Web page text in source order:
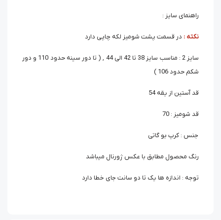
راهنمای سایز :
نکته : در قسمت پشت شومیز لکه چاپی دارد
سایز 2 : مناسب سایز 38 تا 42 الی 44 , ( تا دور سینه حدود 110 و دور
شکم حدود 106 )
قد آستین از یقه 54
قد شومیز : 70
جنس : کرپ بو گاتی
رنگ محصول مطابق با عکس ژورنال میباشد
توجه : اندازه ها یک تا دو سانت جای خطا دارد